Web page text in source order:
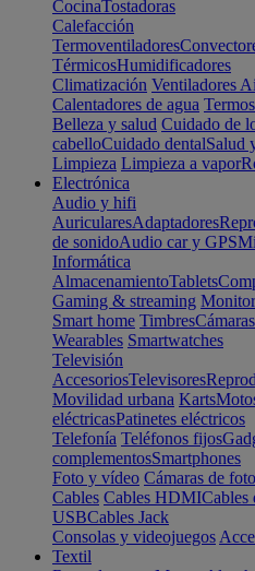
CocinaTostadoras
Calefacción
Termoventiladores
TérmicosHumidificadores
Climatización Ventiladores
Calentadores de agua
Belleza y salud Cuidado de
cabelloCuidado dentalSalud
Limpieza Limpieza a vapor
Electrónica
Audio y hifi
AuricularesAdaptadores
de sonidoAudio car y GPS
Informática
AlmacenamientoTablets
Gaming & streaming
Smart home TimbresCámaras
Wearables Smartwatches
Televisión
AccesoriosTelevisores
Movilidad urbana Karts
eléctricasPatinetes eléctricos
Telefonía Teléfonos fijos
complementosSmartphones
Foto y vídeo Cámaras de
Cables Cables HDMICables
USBCables Jack
Consolas y videojuegos
Textil